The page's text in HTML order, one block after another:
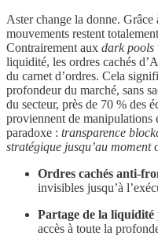
Aster change la donne. Grâce
mouvements restent
Contrairement aux dark pools
liquidité, les ordres cachés
du carnet d’ordres. Cela
profondeur du marché, sans
du secteur, près de 70 % des
proviennent de manipulations
paradoxe : transparence
stratégique jusqu’au moment
Ordres cachés anti-
invisibles jusqu’à
Partage de la
accès à toute la